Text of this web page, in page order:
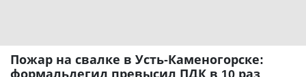
Пожар на свалке в Усть-Каменогорске:
формальдегид превысил ПДК в 10 раз